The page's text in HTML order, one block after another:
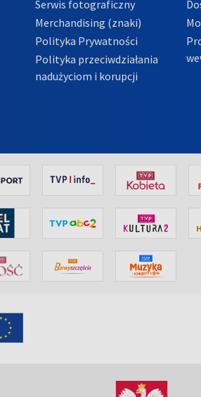
Serwis fotograficzny
Merchandising (znaki)
Polityka Prywatności
Polityka przeciwdziałania
nadużyciom i korupcji